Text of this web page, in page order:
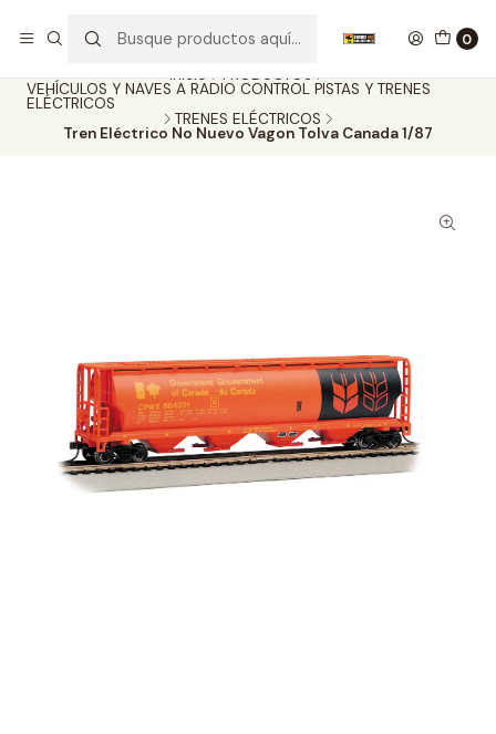
0
Inicio PRODUCTOS
VEHÍCULOS Y NAVES A RADIO CONTROL PISTAS Y TRENES
ELÉCTRICOS
TRENES ELÉCTRICOS
Tren Eléctrico No Nuevo Vagon Tolva Canada 1/87